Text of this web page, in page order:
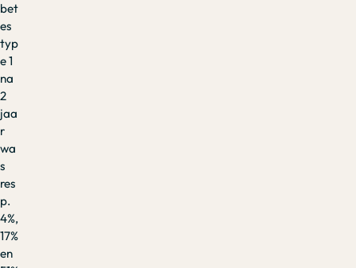
bet
es
typ
e 1
na
2
jaa
r
wa
s
res
p.
4%,
17%
en